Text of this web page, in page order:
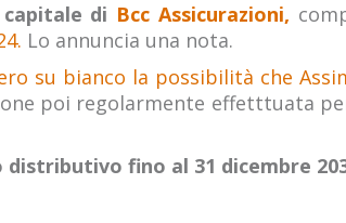
di Bcc Assicurazioni,
Lo annuncia una nota.
su bianco la possibilità che
poi regolarmente effetttuata
fino al 31 dicembre